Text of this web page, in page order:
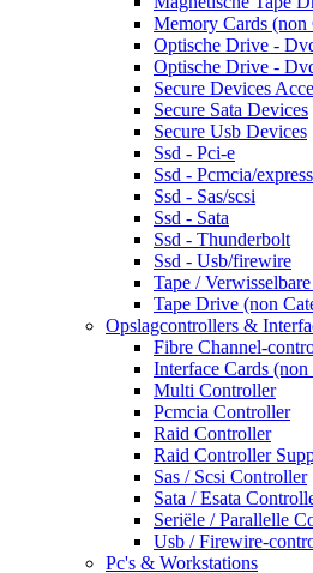
Memory Cards (non
Optische Drive -
Optische Drive -
Secure Devices
Secure Sata Devices
Secure Usb Devices
Ssd - Pci-e
Ssd - Pcmcia/
Ssd - Sas/scsi
Ssd - Sata
Ssd - Thunderbolt
Ssd - Usb/firewire
Tape /
Tape Drive (non
Opslagcontrollers &
Fibre Channel-
Interface Cards (non
Multi Controller
Pcmcia Controller
Raid Controller
Raid Controller
Sas / Scsi Controller
Sata / Esata
Seriële / Parallelle
Usb / Firewire-
Pc's & Workstations